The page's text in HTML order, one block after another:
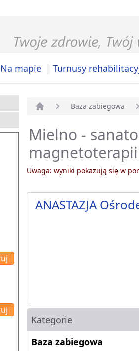
Na mapie | Turnusy
Baza zabiegowa
Mielno -
magnetoterapii
Uwaga: wyniki pokazują się w
ANASTAZJA
Kategorie
Baza zabiegowa